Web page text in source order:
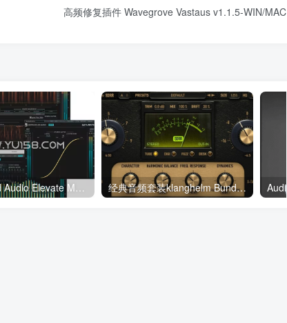
高频修复插件 Wavegrove Vastaus v1.1.5-WIN/MAC
Newfangled Audio Elevate Mastering Bundle v1.13.9 ARM MacOS 经典音频套装klanghelm Bundle效果器插件 WiN/MacOS